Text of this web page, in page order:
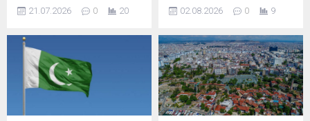
Muhafızları tarafından
yerleşkesine saldırı yapıldığı
iddia edildi. Yapılan yazılı
açıklamada, operasyonun
Rukban bölgesinde
gerçekleştiği ve saldırıda
hedef alınan yerleşkenin
21.07.2026 0 20
sorgulama hizmeti eklendi.
mirasçılar, tek ekranda tüm
hesap durumlarını ve
bakiyelerini görebiliyor.
02.08.2026 0 9